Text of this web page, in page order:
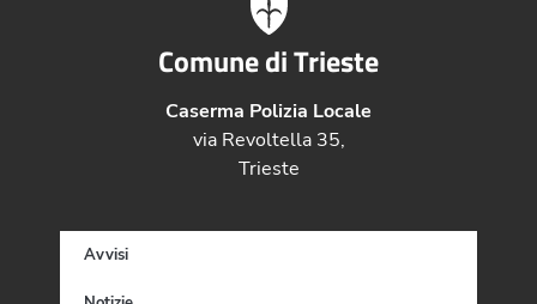
Comune di Trieste
Caserma Polizia Locale
via Revoltella 35,
Trieste
Avvisi